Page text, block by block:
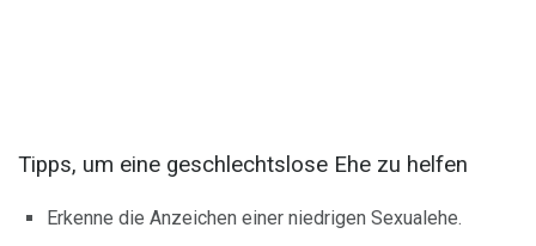
Tipps, um eine geschlechtslose Ehe zu helfen
Erkenne die Anzeichen einer niedrigen Sexualehe.